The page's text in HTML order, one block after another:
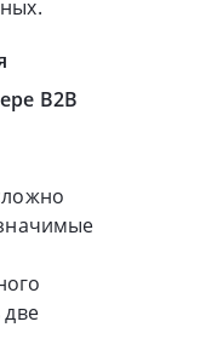
B2B
две